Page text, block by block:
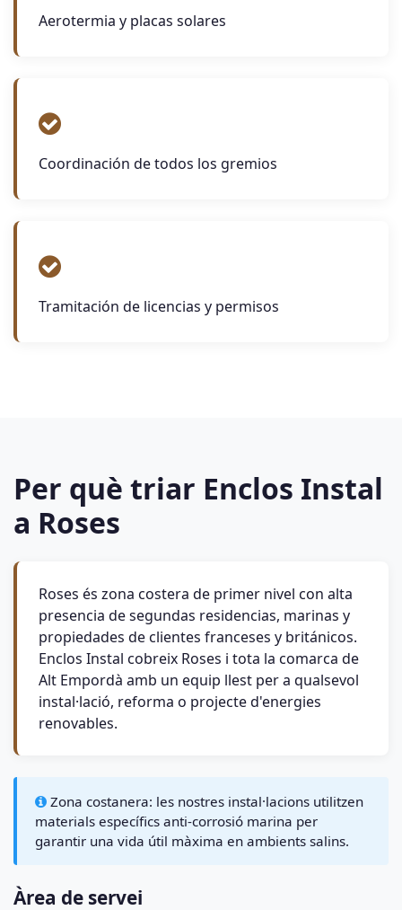
Aerotermia y placas solares
Coordinación de todos los gremios
Tramitación de licencias y permisos
Per què triar Enclos Instal
a Roses
Roses és zona costera de primer nivel con alta
presencia de segundas residencias, marinas y
propiedades de clientes franceses y británicos.
Enclos Instal cobreix Roses i tota la comarca de
Alt Empordà amb un equip llest per a qualsevol
instal·lació, reforma o projecte d'energies
renovables.
Zona costanera: les nostres instal·lacions utilitzen
materials específics anti-corrosió marina per
garantir una vida útil màxima en ambients salins.
Àrea de servei